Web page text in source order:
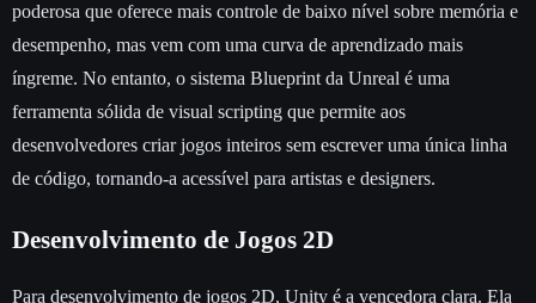
poderosa que oferece mais controle de baixo nível sobre memória e
desempenho, mas vem com uma curva de aprendizado mais
íngreme. No entanto, o sistema Blueprint da Unreal é uma
ferramenta sólida de visual scripting que permite aos
desenvolvedores criar jogos inteiros sem escrever uma única linha
de código, tornando-a acessível para artistas e designers.
Desenvolvimento de Jogos 2D
Para desenvolvimento de jogos 2D, Unity é a vencedora clara. Ela